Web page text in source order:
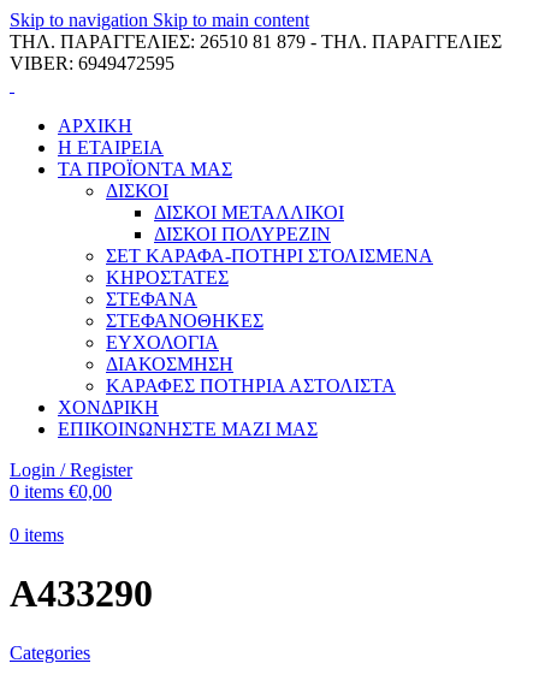
Skip to navigation Skip to main content
ΤΗΛ. ΠΑΡΑΓΓΕΛΙΕΣ: 26510 81 879 - ΤΗΛ. ΠΑΡΑΓΓΕΛΙΕΣ
VIBER: 6949472595
ΑΡΧΙΚΗ
Η ΕΤΑΙΡΕΙΑ
ΤΑ ΠΡΟΪΟΝΤΑ ΜΑΣ
ΔΙΣΚΟΙ
ΔΙΣΚΟΙ ΜΕΤΑΛΛΙΚΟΙ
ΔΙΣΚΟΙ ΠΟΛΥΡΕΖΙΝ
ΣΕΤ ΚΑΡΑΦΑ-ΠΟΤΗΡΙ ΣΤΟΛΙΣΜΕΝΑ
ΚΗΡΟΣΤΑΤΕΣ
ΣΤΕΦΑΝΑ
ΣΤΕΦΑΝΟΘΗΚΕΣ
ΕΥΧΟΛΟΓΙΑ
ΔΙΑΚΟΣΜΗΣΗ
ΚΑΡΑΦΕΣ ΠΟΤΗΡΙΑ ΑΣΤΟΛΙΣΤΑ
ΧΟΝΔΡΙΚΗ
ΕΠΙΚΟΙΝΩΝΗΣΤΕ ΜΑΖΙ ΜΑΣ
Login / Register
0 items €0,00
0 items
A433290
Categories